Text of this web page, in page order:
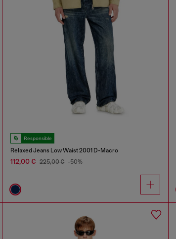
Responsible
Relaxed Jeans Low Waist 2001 D-Macro
112,00 € 225,00 € -50%